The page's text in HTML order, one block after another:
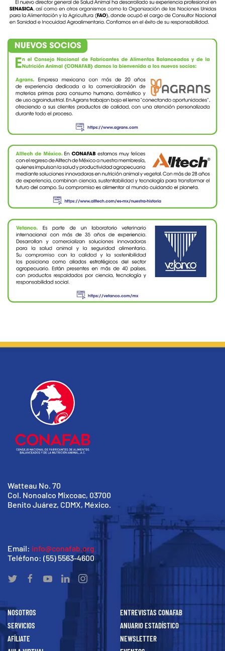
Watteau No. 70
Col. Nonoalco Mixcoac, 03700
Benito Juárez, CDMX, México.
Email: info@conafab.org
Teléfono: (55) 5563-4600
NOSOTROS
SERVICIOS
AFÍLIATE
ENTREVISTAS CONAFAB
ANUARIO ESTADÍSTICO
NEWSLETTER